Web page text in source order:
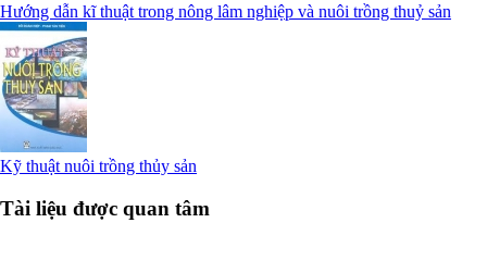
Hướng dẫn kĩ thuật trong nông lâm nghiệp và nuôi trồng thuỷ sản
Kỹ thuật nuôi trồng thủy sản
Tài liệu được quan tâm